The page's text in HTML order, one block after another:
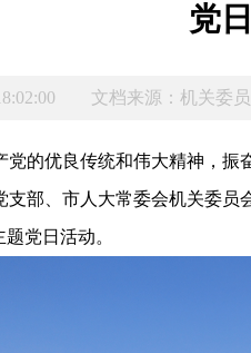
党
文档来源：机关委
党的优良传统和伟大精神，
支部、市人大常委会机关委
党日活动。